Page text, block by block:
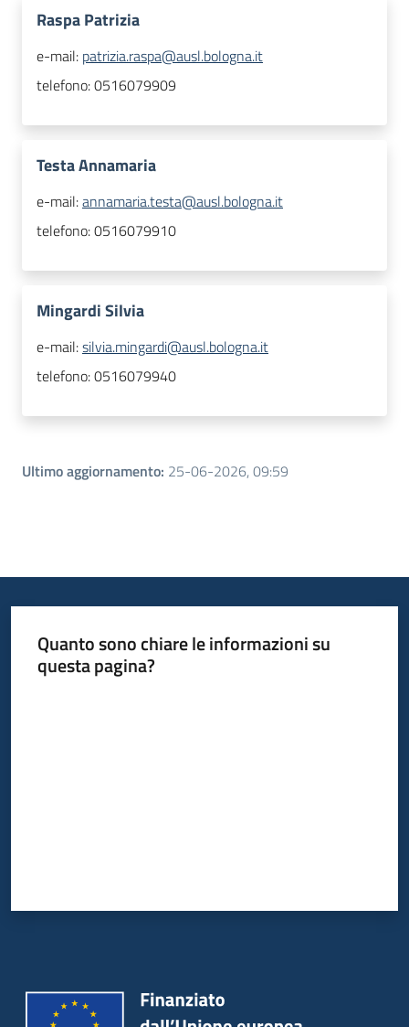
Raspa Patrizia
e-mail: patrizia.raspa@ausl.bologna.it
telefono:0516079909
Testa Annamaria
e-mail:annamaria.testa@ausl.bologna.it
telefono:0516079910
Mingardi Silvia
e-mail:silvia.mingardi@ausl.bologna.it
telefono:0516079940
Ultimo aggiornamento: 25-06-2026, 09:59
Quanto sono chiare le informazioni su
questa pagina?